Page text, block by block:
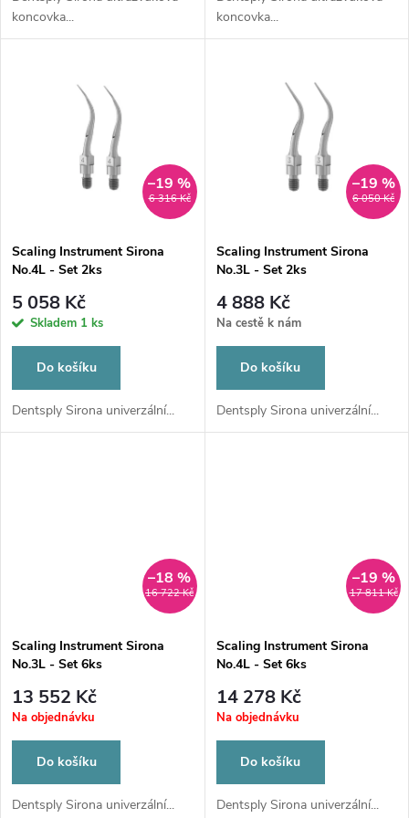
u
d
u
koncovka...
koncovka...
6 316 Kč
–19 %
Scaling Instrument Sirona
No.4L - Set 2ks
5 058 Kč
Skladem 1 ks
Do košíku
Dentsply Sirona univerzální...
6 050 Kč
–19 %
Scaling Instrument Sirona
No.3L - Set 2ks
4 888 Kč
Na cestě k nám
Do košíku
Dentsply Sirona univerzální...
16 722 Kč
–18 %
Scaling Instrument Sirona
No.3L - Set 6ks
13 552 Kč
Na objednávku
Do košíku
Dentsply Sirona univerzální...
17 811 Kč
–19 %
Scaling Instrument Sirona
No.4L - Set 6ks
14 278 Kč
Na objednávku
Do košíku
Dentsply Sirona univerzální...